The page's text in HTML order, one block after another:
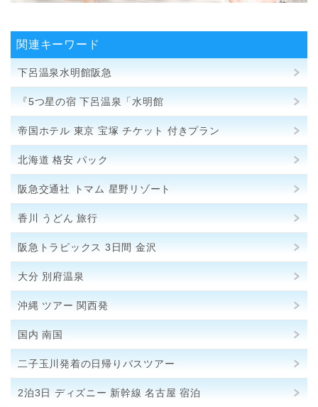
関連キーワード
下呂温泉水明館阪急
『5つ星の宿 下呂温泉「水明館
帝国ホテル 東京 宝塚 チケット 付きプラン
北海道 格安 パック
阪急交通社 トマム 星野リゾート
香川 うどん 旅行
阪急トラピックス 3日間 金沢
大分 別府温泉
沖縄 ツアー 関西発
国内 南国
二子玉川発着の日帰りバスツアー
2泊3日 ディズニー 新幹線 名古屋 宿泊